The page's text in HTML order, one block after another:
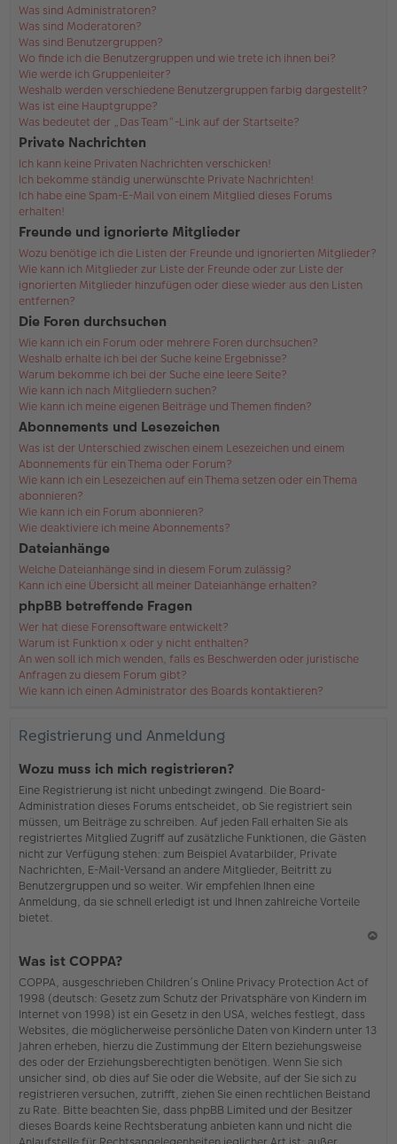
Was sind Administratoren?
Was sind Moderatoren?
Was sind Benutzergruppen?
Wo finde ich die Benutzergruppen und wie trete ich ihnen bei?
Wie werde ich Gruppenleiter?
Weshalb werden verschiedene Benutzergruppen farbig dargestellt?
Was ist eine Hauptgruppe?
Was bedeutet der „Das Team“-Link auf der Startseite?
Private Nachrichten
Ich kann keine Privaten Nachrichten verschicken!
Ich bekomme ständig unerwünschte Private Nachrichten!
Ich habe eine Spam-E-Mail von einem Mitglied dieses Forums
erhalten!
Freunde und ignorierte Mitglieder
Wozu benötige ich die Listen der Freunde und ignorierten Mitglieder?
Wie kann ich Mitglieder zur Liste der Freunde oder zur Liste der
ignorierten Mitglieder hinzufügen oder diese wieder aus den Listen
entfernen?
Die Foren durchsuchen
Wie kann ich ein Forum oder mehrere Foren durchsuchen?
Weshalb erhalte ich bei der Suche keine Ergebnisse?
Warum bekomme ich bei der Suche eine leere Seite?
Wie kann ich nach Mitgliedern suchen?
Wie kann ich meine eigenen Beiträge und Themen finden?
Abonnements und Lesezeichen
Was ist der Unterschied zwischen einem Lesezeichen und einem
Abonnements für ein Thema oder Forum?
Wie kann ich ein Lesezeichen auf ein Thema setzen oder ein Thema
abonnieren?
Wie kann ich ein Forum abonnieren?
Wie deaktiviere ich meine Abonnements?
Dateianhänge
Welche Dateianhänge sind in diesem Forum zulässig?
Kann ich eine Übersicht all meiner Dateianhänge erhalten?
phpBB betreffende Fragen
Wer hat diese Forensoftware entwickelt?
Warum ist Funktion x oder y nicht enthalten?
An wen soll ich mich wenden, falls es Beschwerden oder juristische
Anfragen zu diesem Forum gibt?
Wie kann ich einen Administrator des Boards kontaktieren?
Registrierung und Anmeldung
Wozu muss ich mich registrieren?
Eine Registrierung ist nicht unbedingt zwingend. Die Board-
Administration dieses Forums entscheidet, ob Sie registriert sein
müssen, um Beiträge zu schreiben. Auf jeden Fall erhalten Sie als
registriertes Mitglied Zugriff auf zusätzliche Funktionen, die Gästen
nicht zur Verfügung stehen: zum Beispiel Avatarbilder, Private
Nachrichten, E-Mail-Versand an andere Mitglieder, Beitritt zu
Benutzergruppen und so weiter. Wir empfehlen Ihnen eine
Anmeldung, da sie schnell erledigt ist und Ihnen zahlreiche Vorteile
bietet.
h
en
Was ist COPPA?
COPPA, ausgeschrieben Children’s Online Privacy Protection Act of
1998 (deutsch: Gesetz zum Schutz der Privatsphäre von Kindern im
Internet von 1998) ist ein Gesetz in den USA, welches festlegt, dass
Websites, die möglicherweise persönliche Daten von Kindern unter 13
Jahren erheben, hierzu die Zustimmung der Eltern beziehungsweise
des oder der Erziehungsberechtigten benötigen. Wenn Sie sich
unsicher sind, ob dies auf Sie oder die Website, auf der Sie sich zu
registrieren versuchen, zutrifft, ziehen Sie einen rechtlichen Beistand
zu Rate. Bitte beachten Sie, dass phpBB Limited und der Besitzer
dieses Boards keine Rechtsberatung anbieten kann und nicht die